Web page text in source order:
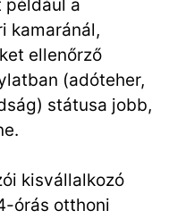
például a
kamaránál,
ellenőrző
(adóteher,
státusa jobb,
kisvállalkozó
órás otthoni